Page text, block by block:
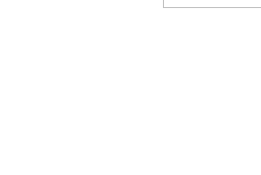
Matrizes